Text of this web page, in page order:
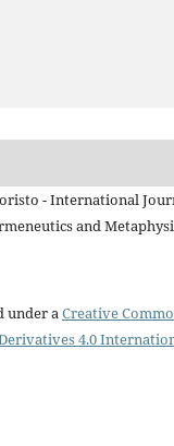
- International
and
under a Creative
4.0